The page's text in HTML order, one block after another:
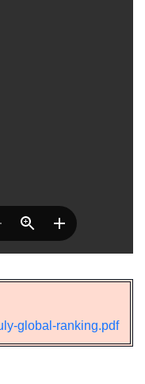
global-ranking.pdf